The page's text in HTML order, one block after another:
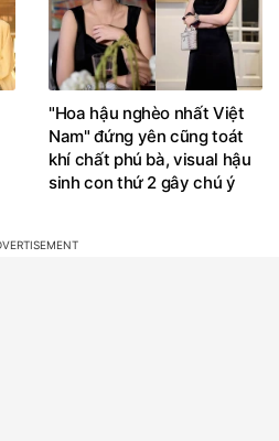
"Hoa hậu nghèo nhất Việt
Nam" đứng yên cũng toát
khí chất phú bà, visual hậu
sinh con thứ 2 gây chú ý